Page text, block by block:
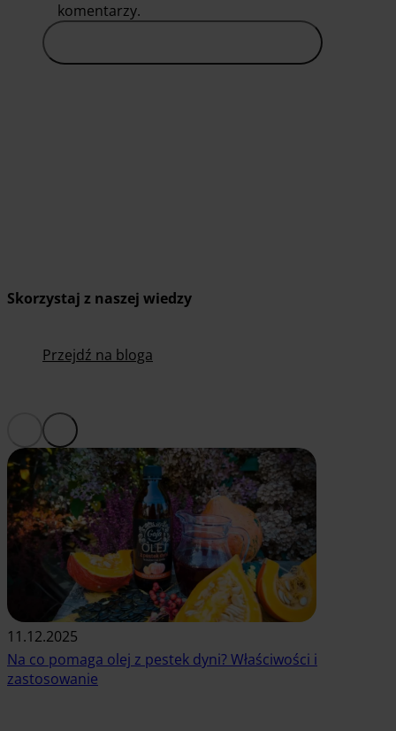
komentarzy.
Skorzystaj z naszej wiedzy
Przejdź na bloga
11.12.2025
Na co pomaga olej z pestek dyni? Właściwości i
zastosowanie